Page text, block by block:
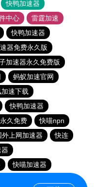
快鸭加速器
中心
雷霆加速
快鸭加速器
器免费永久版
加速器永久免费版
蚂蚁加速官网
加速下载
快鸭加速器
久免费
快喵npn
外上网加速器
快连
快喵加速器